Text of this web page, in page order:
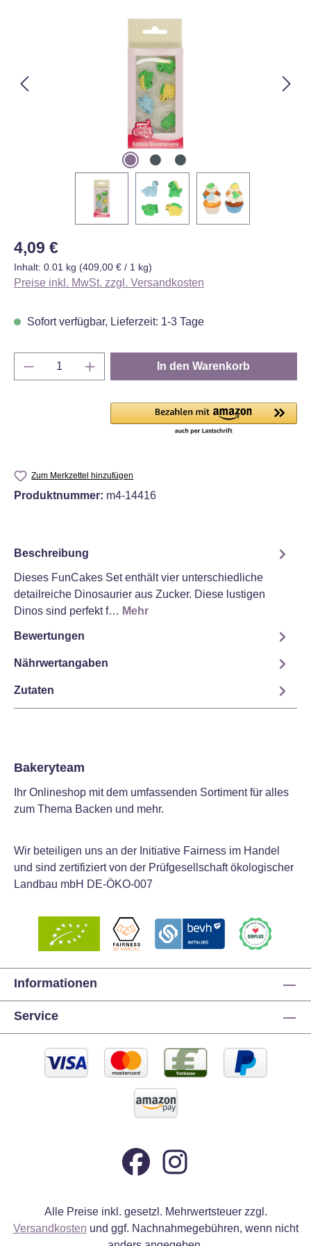
Regulärer Preis:
4,09 €
Inhalt: 0.01 kg (409,00 € / 1 kg)
Preise inkl. MwSt. zzgl. Versandkosten
Sofort verfügbar, Lieferzeit: 1-3 Tage
Produkt Anzahl: Gib den gewünschten
In den Warenkorb
Zum Merkzettel hinzufügen
Produktnummer: m4-14416
Beschreibung
Dieses FunCakes Set enthält vier unterschiedliche
detailreiche Dinosaurier aus Zucker. Diese lustigen
Dinos sind perfekt f… Mehr
Bewertungen
Nährwertangaben
Zutaten
Bakeryteam
Ihr Onlineshop mit dem umfassenden Sortiment für alles
zum Thema Backen und mehr.
Wir beteiligen uns an der Initiative Fairness im Handel
und sind zertifiziert von der Prüfgesellschaft ökologischer
Landbau mbH DE-ÖKO-007
Informationen
Service
Alle Preise inkl. gesetzl. Mehrwertsteuer zzgl.
Versandkosten und ggf. Nachnahmegebühren, wenn nicht